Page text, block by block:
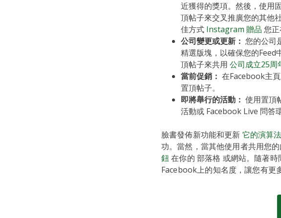
近獲得的獎項。然後，使用
頂帖子來交叉推廣您的其他
佳方式 Instagram 贈品 您
公司變更或更新： 您的公司
精選版塊，以確保您的Feed
頂帖子來共用 公司成立25周
當前促銷： 在Facebook主
置頂帖子。
即將舉行的活動： 使用置頂
活動或 Facebook Live 問答環
臉書發佈新功能和更新 它的演算法
功。當然，當其他使用者共用您
鈕 在你的 部落格 或網站。隨著
Facebook上的知名度，讓您有更